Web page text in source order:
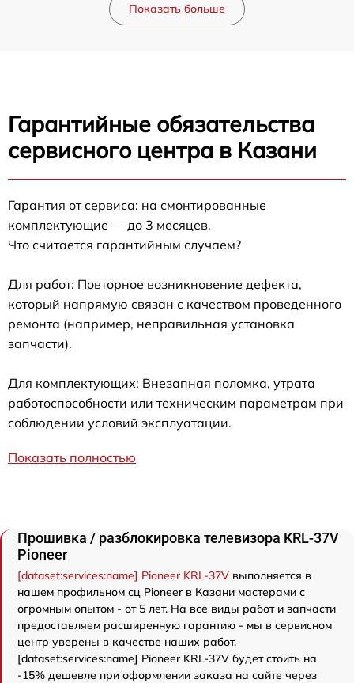
Показать больше
Гарантийные обязательства
сервисного центра в Казани
Гарантия от сервиса: на смонтированные
комплектующие — до 3 месяцев.
Что считается гарантийным случаем?
Для работ: Повторное возникновение дефекта,
который напрямую связан с качеством проведенного
ремонта (например, неправильная установка
запчасти).
Для комплектующих: Внезапная поломка, утрата
работоспособности или техническим параметрам при
соблюдении условий эксплуатации.
Показать полностью
Прошивка / разблокировка телевизора KRL-37V
Pioneer
[dataset:services:name] Pioneer KRL-37V выполняется в
нашем профильном сц Pioneer в Казани мастерами с
огромным опытом - от 5 лет. На все виды работ и запчасти
предоставляем расширенную гарантию - мы в сервисном
центр уверены в качестве наших работ.
[dataset:services:name] Pioneer KRL-37V будет стоить на
-15% дешевле при оформлении заказа на сайте через